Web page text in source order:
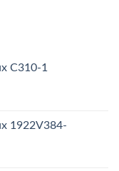
C310-1
1922V384-